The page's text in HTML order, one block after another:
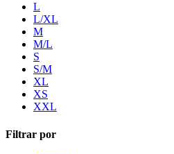
L
L/XL
M
M/L
S
S/M
XL
XS
XXL
Filtrar por